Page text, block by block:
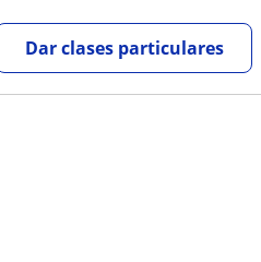
Dar clases particulares